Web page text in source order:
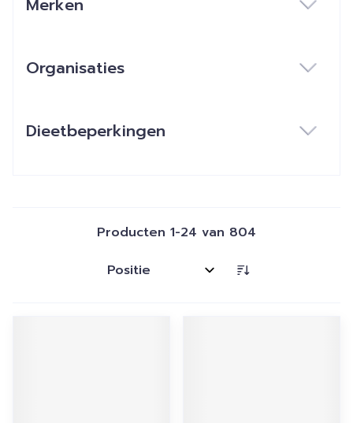
Merken
Organisaties
Dieetbeperkingen
Producten 1-24 van 804
Sorteer op: